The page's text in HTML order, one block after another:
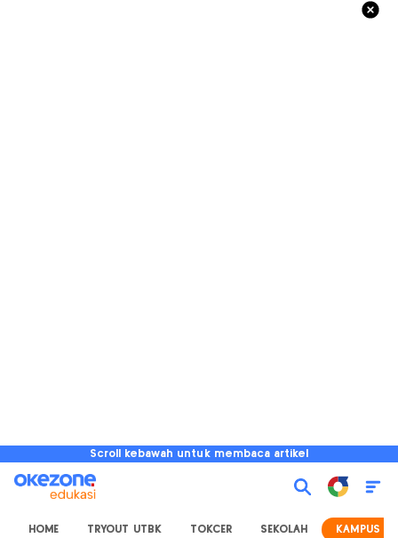
Scroll kebawah untuk membaca artikel
HOME TRYOUT UTBK TOKCER SEKOLAH KAMPUS